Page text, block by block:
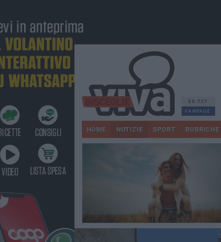
30.727
FANPAGE
HOME NOTIZIE SPORT RUBRICHE